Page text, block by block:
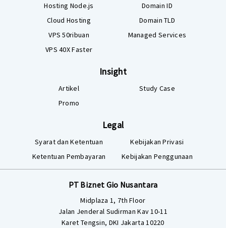
PT Biznet Gio Nusantara
Midplaza 1, 7th Floor
Jalan Jenderal Sudirman Kav 10-11
Karet Tengsin, DKI Jakarta 10220
Hosting Node.js
Cloud Hosting
VPS 50ribuan
VPS 40X Faster
Domain ID
Domain TLD
Managed Services
Insight
Artikel
Promo
Study Case
Legal
Syarat dan Ketentuan
Ketentuan Pembayaran
Kebijakan Privasi
Kebijakan Penggunaan